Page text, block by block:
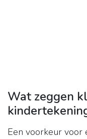
Wat zeggen
Een voorkeur voor